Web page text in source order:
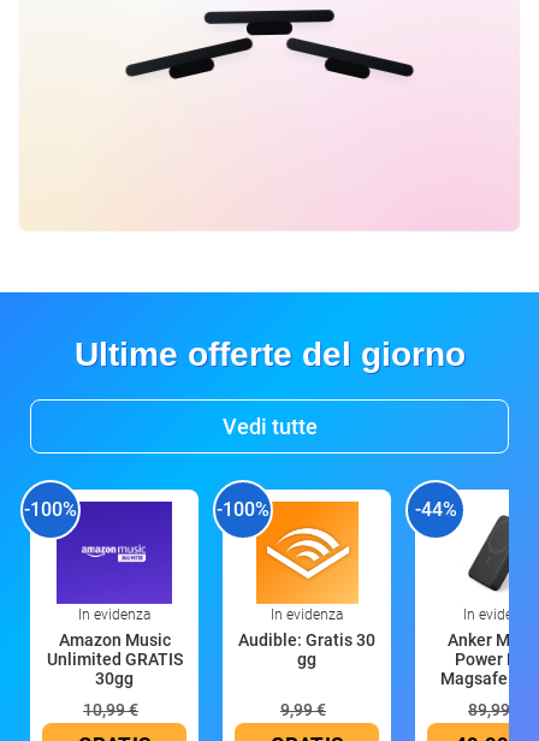
Ultime offerte del giorno
Vedi tutte
-100%
In evidenza
Amazon Music
Unlimited GRATIS
30gg
10,99 €
-100%
In evidenza
Audible: Gratis 30
gg
9,99 €
-44%
In evidenza
Anker
Power
Magsafe
89,99 €